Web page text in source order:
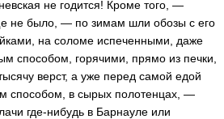
не годится! Кроме того, —
не было, — по зимам шли обозы с его
на соломе испеченными, даже
способом, горячими, прямо из печки,
верст, а уже перед самой едой
способом, в сырых полотенцах, —
где-нибудь в Барнауле или